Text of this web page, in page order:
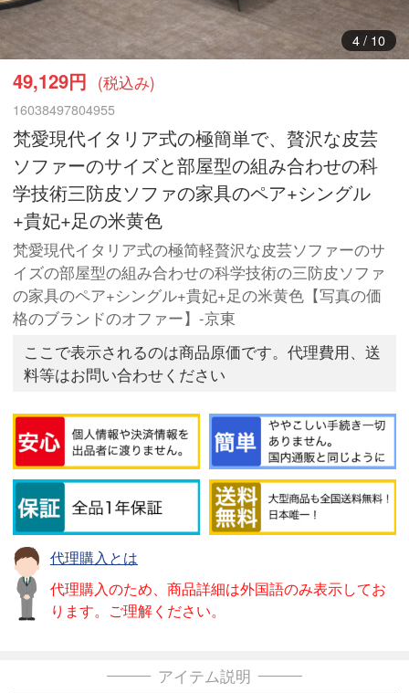
5/ 10
49,129円 (税込み)
16038497804955
梵愛現代イタリア式の極簡単で、贅沢な皮芸
ソファーのサイズと部屋型の組み合わせの科
学技術三防皮ソファの家具のペア+シングル
+貴妃+足の米黄色
梵愛現代イタリア式の極简軽贅沢な皮芸ソファーのサ
イズの部屋型の組み合わせの科学技術の三防皮ソファ
の家具のペア+シングル+貴妃+足の米黄色【写真の価
格のブランドのオファー】-京東
ここで表示されるのは商品原価です。代理費用、送
料等はお問い合わせください
代理購入とは
代理購入のため、商品詳細は外国語のみ表示してお
ります。ご理解ください。
アイテム説明